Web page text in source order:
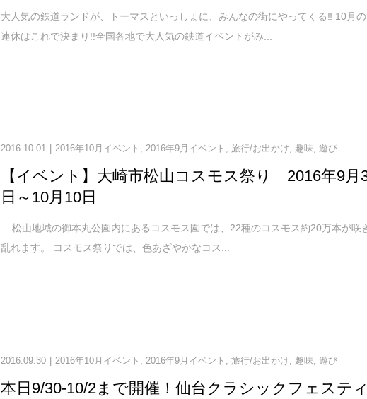
大人気の鉄道ランドが、トーマスといっしょに、みんなの街にやってくる‼ 10月
連休はこれで決まり!!全国各地で大人気の鉄道イベントがみ...
2016.10.01 2016年10月イベント ,2016年9月イベント ,旅行/お出かけ, 趣味,遊び
【イベント】大崎市松山コスモス祭り 2016年9月
日～10月10日
松山地域の御本丸公園内にあるコスモス園では、22種のコスモス約20万本が咲
乱れます。 コスモス祭りでは、色あざやかなコス...
2016.09.30 2016年10月イベント 2016年9月イベント ,旅行/お出かけ 趣味 ,遊び
本日9/30-10/2まで開催！仙台クラシックフェスティ